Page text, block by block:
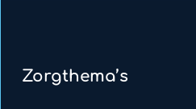
Zorgthema’s